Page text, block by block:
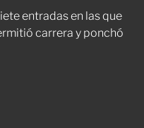
i
ó
entradas en las que
carrera y ponchó